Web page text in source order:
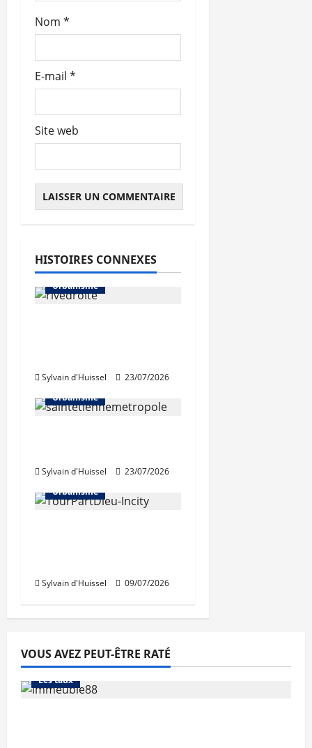
l
Nom *
E-mail *
Site web
HISTOIRES CONNEXES
Urbanisme
Sylvain d'Huissel
23/07/2026
Urbanisme
Sylvain d'Huissel
23/07/2026
Urbanisme
Sylvain d'Huissel 09/07/2026
VOUS AVEZ PEUT-ÊTRE RATÉ
Abonnés Financement
L'avis des courtiers
Les taux